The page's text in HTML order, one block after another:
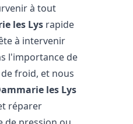
à tout
les Lys rapide
à intervenir
l'importance de
froid, et nous
les Lys
réparer